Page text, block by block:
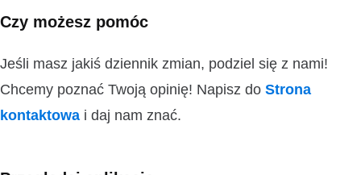
Czy możesz pomóc
Jeśli masz jakiś dziennik zmian, podziel się z nami!
Chcemy poznać Twoją opinię! Napisz do Strona
kontaktowa i daj nam znać.